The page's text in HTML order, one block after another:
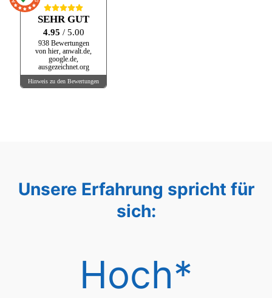
SEHR GUT
4.95 / 5.00
938 Bewertungen
von hier, anwalt.de,
google.de,
ausgezeichnet.org
Hinweis zu den Bewertungen
Unsere Erfahrung spricht für
sich:
Hoch*